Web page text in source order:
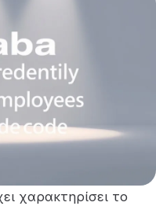
χαρακτηρίσει το